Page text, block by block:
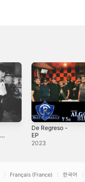
De Regreso -
EP
2023
Français (France) 한국어